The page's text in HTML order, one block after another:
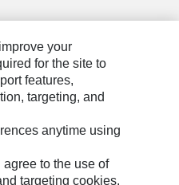
your
for the site to
features,
targeting, and
anytime using
agree to the use of
targeting cookies.